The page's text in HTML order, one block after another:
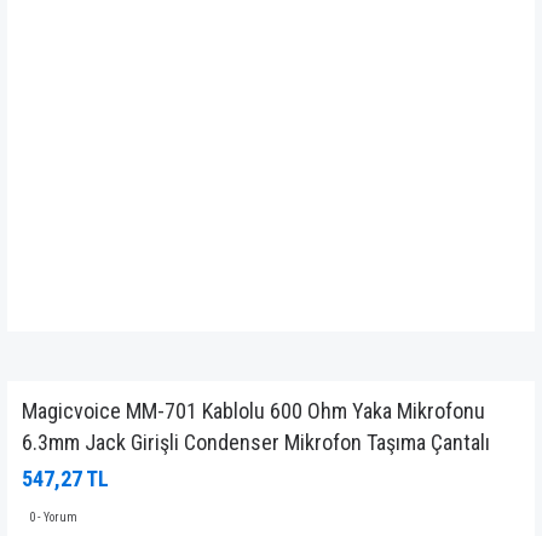
Magicvoice MM-701 Kablolu 600 Ohm Yaka Mikrofonu
6.3mm Jack Girişli Condenser Mikrofon Taşıma Çantalı
547,27 TL
0 - Yorum